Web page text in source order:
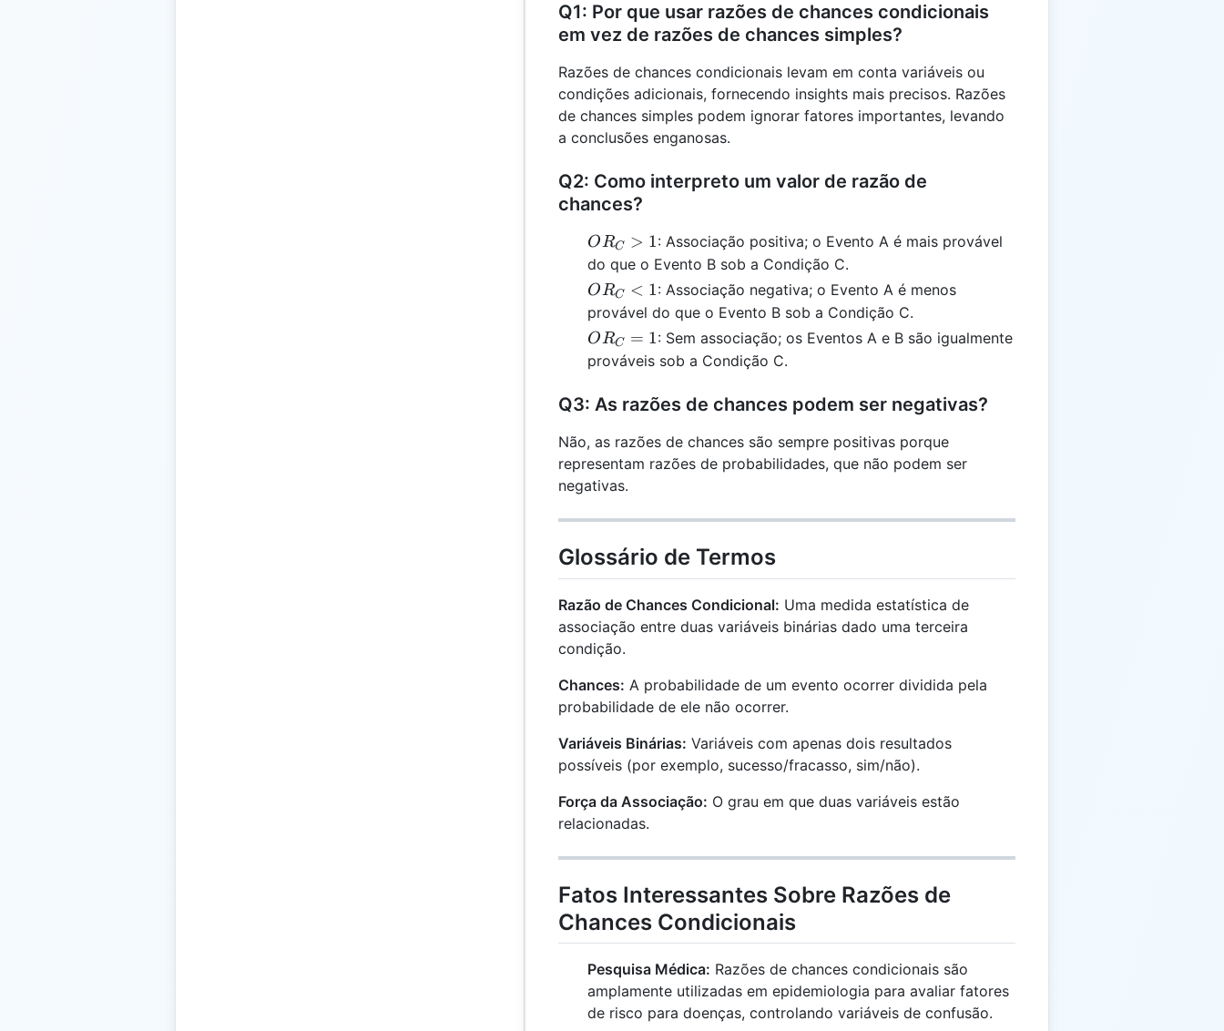
Q1: Por que usar razões de chances condicionais
em vez de razões de chances simples?
Razões de chances condicionais levam em conta variáveis ou
condições adicionais, fornecendo insights mais precisos. Razões
de chances simples podem ignorar fatores importantes, levando
a conclusões enganosas.
Q2: Como interpreto um valor de razão de
chances?
OR_C
> 1
ORC > 1: Associação positiva; o Evento A é mais provável
do que o Evento B sob a Condição C.
OR_C
< 1
ORC < 1: Associação negativa; o Evento A é menos
provável do que o Evento B sob a Condição C.
OR_C
= 1
ORC = 1: Sem associação; os Eventos A e B são igualmente
prováveis sob a Condição C.
Q3: As razões de chances podem ser negativas?
Não, as razões de chances são sempre positivas porque
representam razões de probabilidades, que não podem ser
negativas.
Glossário de Termos
Razão de Chances Condicional: Uma medida estatística de
associação entre duas variáveis binárias dado uma terceira
condição.
Chances: A probabilidade de um evento ocorrer dividida pela
probabilidade de ele não ocorrer.
Variáveis Binárias: Variáveis com apenas dois resultados
possíveis (por exemplo, sucesso/fracasso, sim/não).
Força da Associação: O grau em que duas variáveis estão
relacionadas.
Fatos Interessantes Sobre Razões de
Chances Condicionais
Pesquisa Médica: Razões de chances condicionais são
amplamente utilizadas em epidemiologia para avaliar fatores
de risco para doenças, controlando variáveis de confusão.